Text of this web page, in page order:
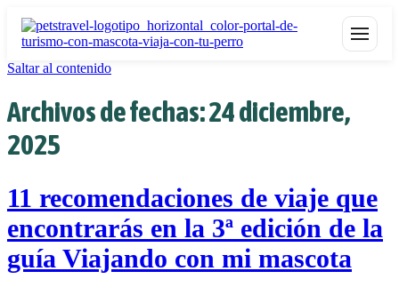
Saltar al contenido
Archivos de fechas:24 diciembre,
2025
11 recomendaciones de viaje que
encontrarás en la 3ª edición de la
guía Viajando con mi mascota